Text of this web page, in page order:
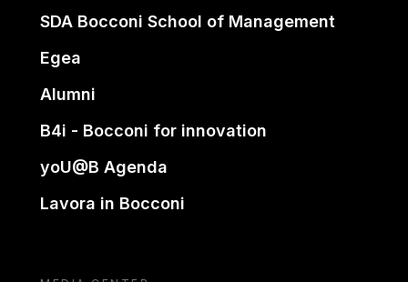
SDA Bocconi School of Management
Egea
Alumni
B4i - Bocconi for innovation
yoU@B Agenda
Lavora in Bocconi